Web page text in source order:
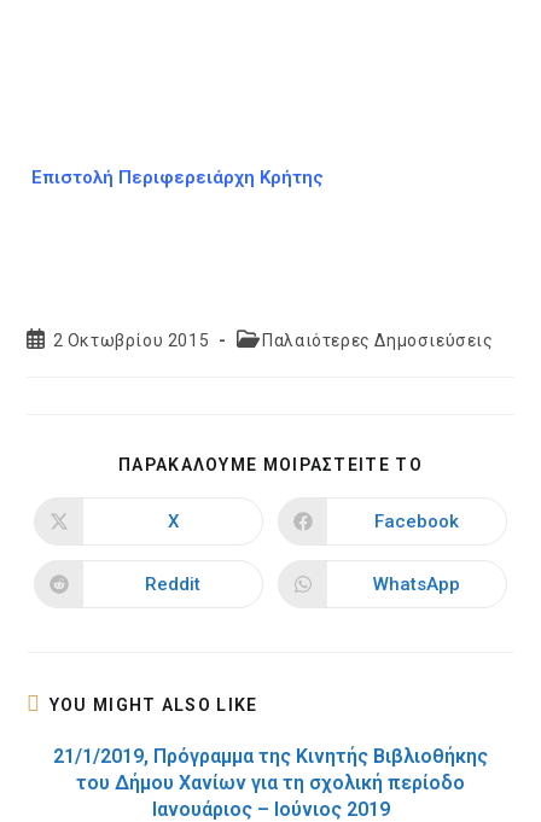
Επιστολή Περιφερειάρχη Κρήτης
Post2 Οκτωβρίου 2015
PostΠαλαιότερες Δημοσιεύσεις
ΠΑΡΑΚΑΛΟΥΜΕ ΜΟΙΡΑΣΤΕΙΤΕ ΤΟ
CONTENT
Opens
new
window
X
Opens
new
window
Facebook
Opens
Reddit
Opens
WhatsApp
YOU MIGHT ALSO LIKE
21/1/2019, Πρόγραμμα της Κινητής Βιβλιοθήκης
του Δήμου Χανίων για τη σχολική περίοδο
Ιανουάριος – Ιούνιος 2019